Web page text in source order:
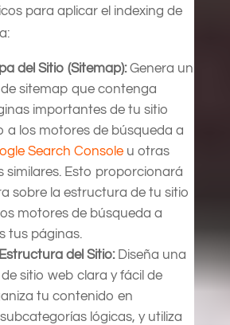
para aplicar el indexing de
del Sitio (Sitemap):Genera un
sitemap que contenga
importantes de tu sitio
a los motores de búsqueda a
Search Consoleu otras
similares. Esto proporcionará
sobre la estructura de tu sitio
motores de búsqueda a
tus páginas.
del Sitio:Diseña una
sitio web clara y fácil de
tu contenido en
lógicas, y utiliza